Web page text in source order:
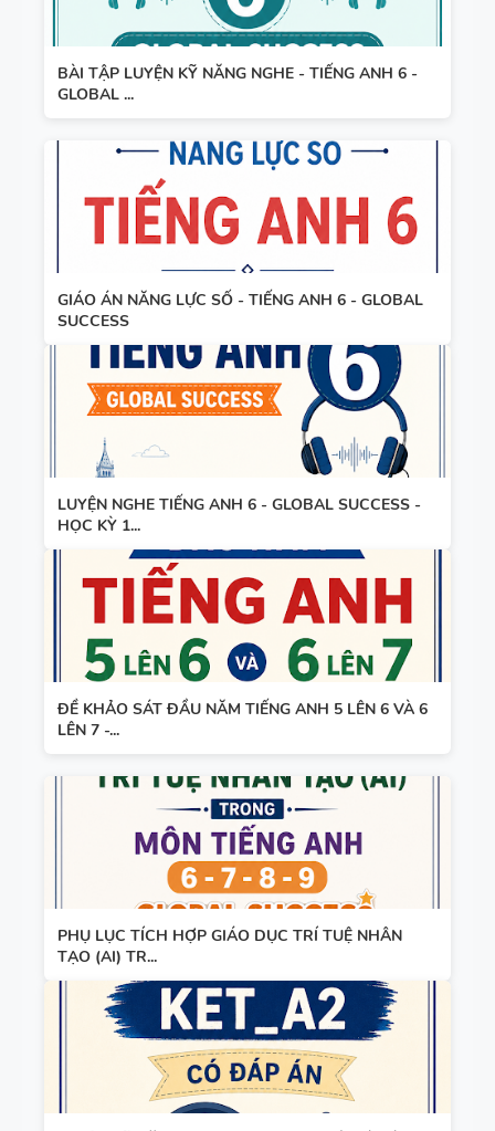
BÀI TẬP LUYỆN KỸ NĂNG NGHE - TIẾNG ANH 6 -
GLOBAL ...
GIÁO ÁN NĂNG LỰC SỐ - TIẾNG ANH 6 - GLOBAL
SUCCESS
LUYỆN NGHE TIẾNG ANH 6 - GLOBAL SUCCESS -
HỌC KỲ 1...
ĐỀ KHẢO SÁT ĐẦU NĂM TIẾNG ANH 5 LÊN 6 VÀ 6
LÊN 7 -...
PHỤ LỤC TÍCH HỢP GIÁO DỤC TRÍ TUỆ NHÂN
TẠO (AI) TR...